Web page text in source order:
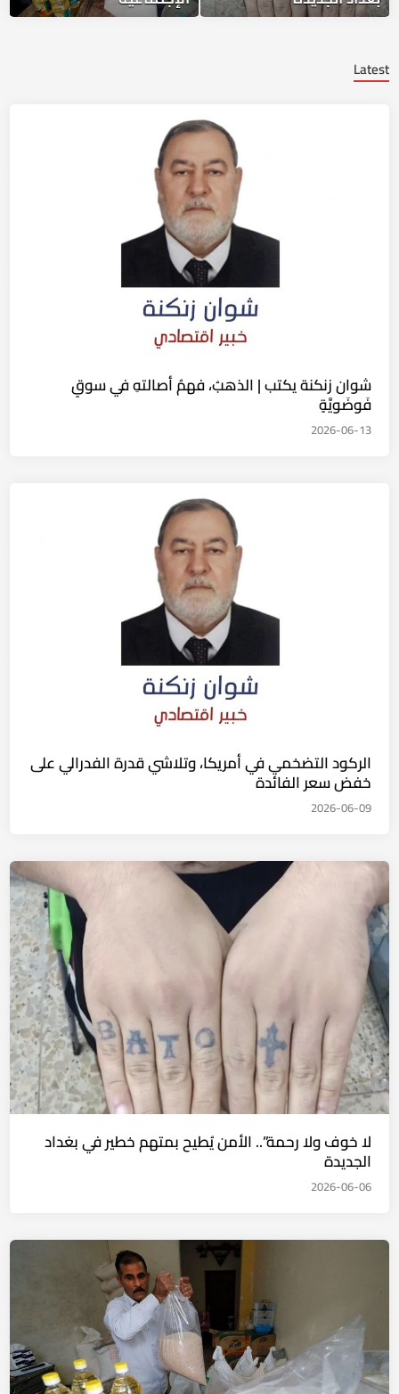
Latest
شوان زنكنة يكتب | الذهبُ، فهمُ أصالتهِ في سوقٍ
فَوضَويَّةٍ
2026-06-13
الركود التضخمي في أمريكا، وتلاشي قدرة الفدرالي على
خفض سعر الفائدة
2026-06-09
لا خوف ولا رحمة”.. الأمن يُطيح بمتهم خطير في بغداد
الجديدة
2026-06-06